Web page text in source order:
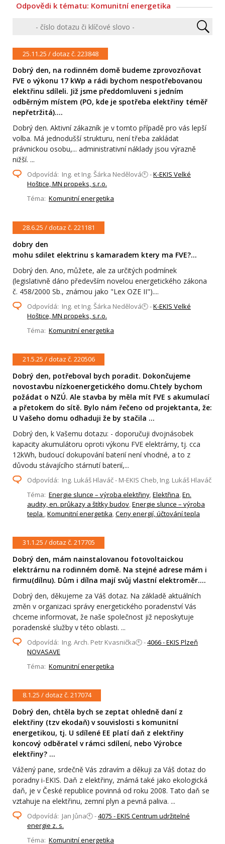
Odpovědi k tématu: Komunitní energetika
25.11.25 / dotaz č. 223848
Dobrý den, na rodinném domě budeme zprovozňovat
FVE o výkonu 17 kWp a rádi bychom nespotřebovanou
elektřinu sdíleli. Již jsme předdomluveni s jedním
odběrným místem (PO, kde je spotřeba elektřiny téměř
nepřetržitá)....
Dobrý den. Aktivní zákazník je v tomto případě pro vás lepší
volba. Má jednodušší strukturu, není třeba zakládat
právnickou osobu,... administrativní náklady jsou výrazně
nižší. ...
Odpovídá: Ing. et Ing. Šárka Nedělová🕙 -K-EKIS Velké
Hoštice, MN propeks, s.r.o.
Téma: Komunitní energetika
28.6.25 / dotaz č. 221181
dobry den
mohu sdilet elektrinu s kamaradem ktery ma FVE?...
Dobrý den. Ano, můžete, ale za určitých podmínek
(legislativně dáno především novelou energetického zákona
č. 458/2000 Sb., známou jako "Lex OZE II")....
Odpovídá: Ing. et Ing. Šárka Nedělová🕙 -K-EKIS Velké
Hoštice, MN propeks, s.r.o.
Téma: Komunitní energetika
21.5.25 / dotaz č. 220506
Dobrý den, potřeboval bych poradit. Dokončujeme
novostavbu nízkoenergetického domu.Chtely bychom
požádat o NZÚ. Ale stavba by měla mít FVE s akumulací
a přetokem do sítě. Bylo nám řečeno od projektanta, že:
U Vašeho domu odhaduji že by stačila ...
Dobrý den, k Vašemu dotazu: - doporučuji dvojnásobek
kapacity akumulátoru oproti výkonu FVE elektrárny, tj. cca
12kWh, budoucí dokupování baterií není vhodné, a to z
důvodu stávajícího stárnutí baterií,...
Odpovídá: Ing. Lukáš Hlaváč - M-EKIS Cheb, Ing. Lukáš Hlaváč
Téma: Energie slunce – výroba elektřiny,Elektřina,En.
audity, en. průkazy a štítky budov,Energie slunce – výroba
tepla ,Komunitní energetika,Ceny energií, účtování tepla
31.1.25 / dotaz č. 217705
Dobrý den, mám nainstalovanou fotovoltaickou
elektrárnu na rodinném domě. Na stejné adrese mám i
firmu(dílnu). Dům i dílna mají svůj vlastní elektroměr....
Dobrý den, děkujeme za Váš dotaz. Na základě aktuálních
změn v organizaci správy energetického poradenství Vás
chceme informovat, že naše společnost již neposkytuje
poradenské služby v této oblasti. ...
Odpovídá: Ing. Arch. Petr Kvasnička🕙 -4066 - EKIS Plzeň
NOVASAVE
Téma: Komunitní energetika
8.1.25 / dotaz č. 217074
Dobrý den, chtěla bych se zeptat ohledně daní z
elektřiny (tzv ekodaň) v souvislosti s komunitní
energetikou, tj. U sdílené EE platí daň z elektřiny
koncový odběratel v rámci sdílení, nebo Výrobce
elektřiny? ...
Vážený pane, srdečně Vás zdravím a děkuji za Váš dotaz do
poradny i-EKIS. Daň z elektřiny, známá také jako ekologická
daň, je v České republice povinná od roku 2008. Tato daň se
vztahuje na elektřinu, zemní plyn a pevná paliva. ...
Odpovídá: Jan Jůna🕙 -4075 - EKIS Centrum udržitelné
energie z. s.
Téma: Komunitní energetika